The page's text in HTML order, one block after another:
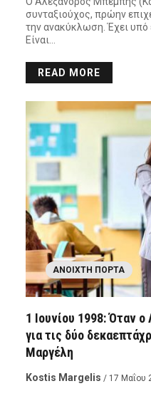
συνταξιούχος, πρώην
την ανακύκλωση. Έχει υπό
Είναι…
READ MORE
ΑΝΟΙΧΤΉ ΠΌΡΤΑ
1 Ιουνίου 1998: Όταν
για τις δύο
Μαργέλη
Kostis Margelis / 17 Μαΐου